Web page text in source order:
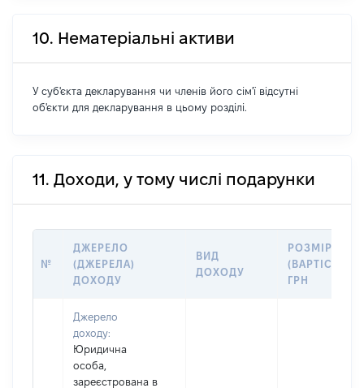
10. Нематеріальні активи
У суб'єкта декларування чи членів його сім'ї відсутні
об'єкти для декларування в цьому розділі.
11. Доходи, у тому числі подарунки
№
ДЖЕРЕЛО
(ДЖЕРЕЛА)
ДОХОДУ
ВИД
ДОХОДУ
РОЗМІР
(ВАРТІСТЬ),
ГРН
Джерело
доходу:
Юридична
особа,
зареєстрована в